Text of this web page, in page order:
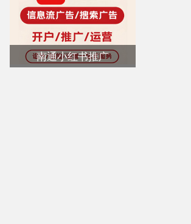
南通小红书推广